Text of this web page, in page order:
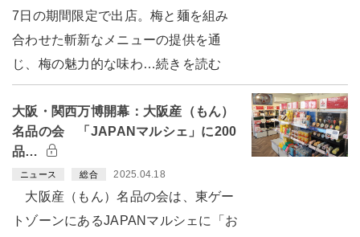
7日の期間限定で出店。梅と麺を組み
合わせた斬新なメニューの提供を通
じ、梅の魅力的な味わ…続きを読む
大阪・関西万博開幕：大阪産（もん）
名品の会 「JAPANマルシェ」に200
品…
ニュース 総合 2025.04.18
大阪産（もん）名品の会は、東ゲー
トゾーンにあるJAPANマルシェに「お